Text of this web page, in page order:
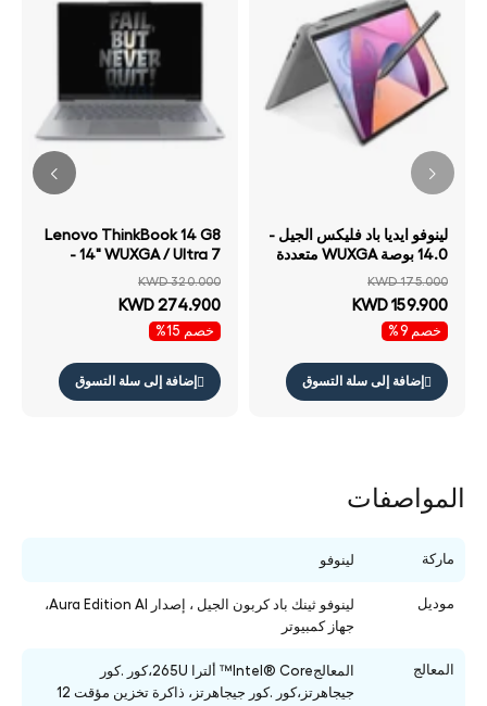
لينوفو ايديا باد فليكس الجيل -
14.0 بوصة WUXGA متعددة
رمادي لابتوب
KWD 175.000
KWD 159.900
خصم 9%
إضافة إلى سلة التسوق
Lenovo ThinkBook 14 G8
- 14" WUXGA / Ultra 7
255H / 16GB / 512GB
(Without OS) / 1YW /
Arabic/English With
Toploader
KWD 320.000
KWD 274.900
خصم 15%
إضافة إلى سلة التسوق
المواصفات
ماركة لينوفو
موديل
لينوفو ثينك باد كربون الجيل ، إصدار Aura Edition AI،
جهاز كمبيوتر
المعالج المعالجIntel® Core™ ألترا 265U،
كور .كور
جيجاهرتز،كور .كور جيجاهرتز، ذاكرة تخزين مؤقت 12